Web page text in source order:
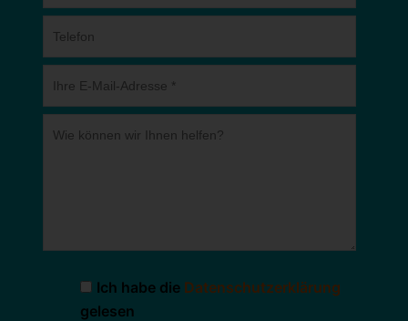
Ich habe die Datenschutzerklärung
gelesen